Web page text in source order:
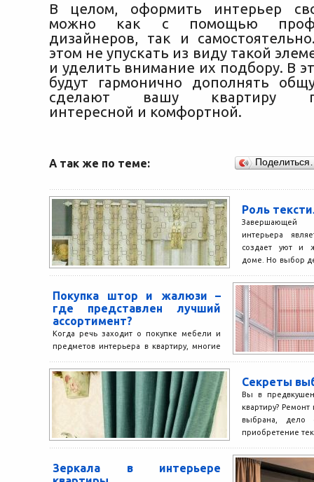
В целом, оформить интерьер
можно как с помощью
дизайнеров, так и
этом не упускать из виду такой
и уделить внимание их подбору. В
будут гармонично дополнять
сделают вашу квартиру по-
интересной и комфортной.
А так же по теме:
Роль
Завершающей
интерьера
создает уют и
доме. Но выбор
Покупка штор и жалюзи –
где представлен лучший
ассортимент?
Когда речь заходит о покупке мебели и
предметов интерьера в квартиру, многие
габаритным вещам. Но...
Секреты
Вы в
квартиру?
выбрана, дело
приобретение
Зеркала в интерьере